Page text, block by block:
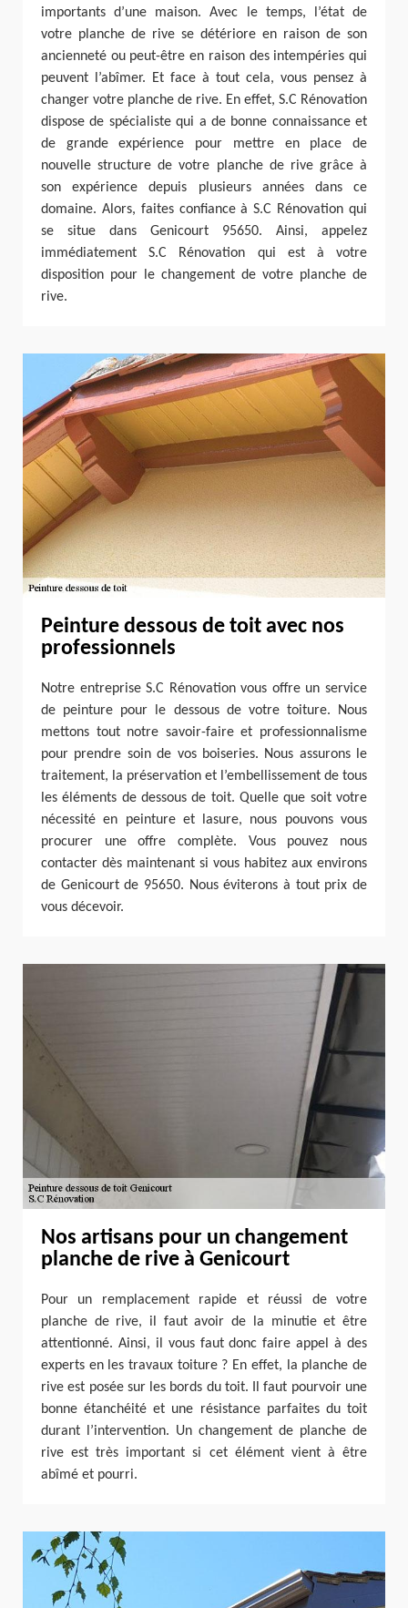
importants d’une maison. Avec le temps, l’état de
votre planche de rive se détériore en raison de son
ancienneté ou peut-être en raison des intempéries qui
peuvent l’abîmer. Et face à tout cela, vous pensez à
changer votre planche de rive. En effet, S.C Rénovation
dispose de spécialiste qui a de bonne connaissance et
de grande expérience pour mettre en place de
nouvelle structure de votre planche de rive grâce à
son expérience depuis plusieurs années dans ce
domaine. Alors, faites confiance à S.C Rénovation qui
se situe dans Genicourt 95650. Ainsi, appelez
immédiatement S.C Rénovation qui est à votre
disposition pour le changement de votre planche de
rive.
Peinture dessous de toit avec nos
professionnels
Notre entreprise S.C Rénovation vous offre un service
de peinture pour le dessous de votre toiture. Nous
mettons tout notre savoir-faire et professionnalisme
pour prendre soin de vos boiseries. Nous assurons le
traitement, la préservation et l’embellissement de tous
les éléments de dessous de toit. Quelle que soit votre
nécessité en peinture et lasure, nous pouvons vous
procurer une offre complète. Vous pouvez nous
contacter dès maintenant si vous habitez aux environs
de Genicourt de 95650. Nous éviterons à tout prix de
vous décevoir.
Nos artisans pour un changement
planche de rive à Genicourt
Pour un remplacement rapide et réussi de votre
planche de rive, il faut avoir de la minutie et être
attentionné. Ainsi, il vous faut donc faire appel à des
experts en les travaux toiture ? En effet, la planche de
rive est posée sur les bords du toit. Il faut pourvoir une
bonne étanchéité et une résistance parfaites du toit
durant l’intervention. Un changement de planche de
rive est très important si cet élément vient à être
abîmé et pourri.